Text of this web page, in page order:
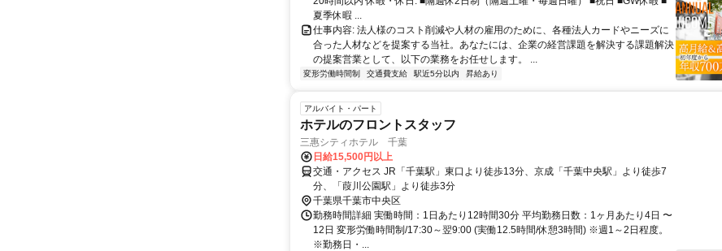
夏季休暇 ...
仕事内容: 法人様のコスト削減や人材の雇用のために、各種法人カードやニーズに
合った人材などを提案する当社。あなたには、企業の経営課題を解決する課題解決
の提案営業として、以下の業務をお任せします。 ...
変形労働時間制 交通費支給 駅近5分以内 昇給あり
アルバイト・パート
ホテルのフロントスタッフ
三惠シティホテル 千葉
日給15,500円以上
交通・アクセス JR「千葉駅」東口より徒歩13分、京成「千葉中央駅」より徒歩7
分、「葭川公園駅」より徒歩3分
千葉県千葉市中央区
勤務時間詳細 実働時間：1日あたり12時間30分 平均勤務日数：1ヶ月あたり4日 〜
12日 変形労働時間制/17:30～翌9:00 (実働12.5時間/休憩3時間) ※週1～2日程度。
※勤務日・...